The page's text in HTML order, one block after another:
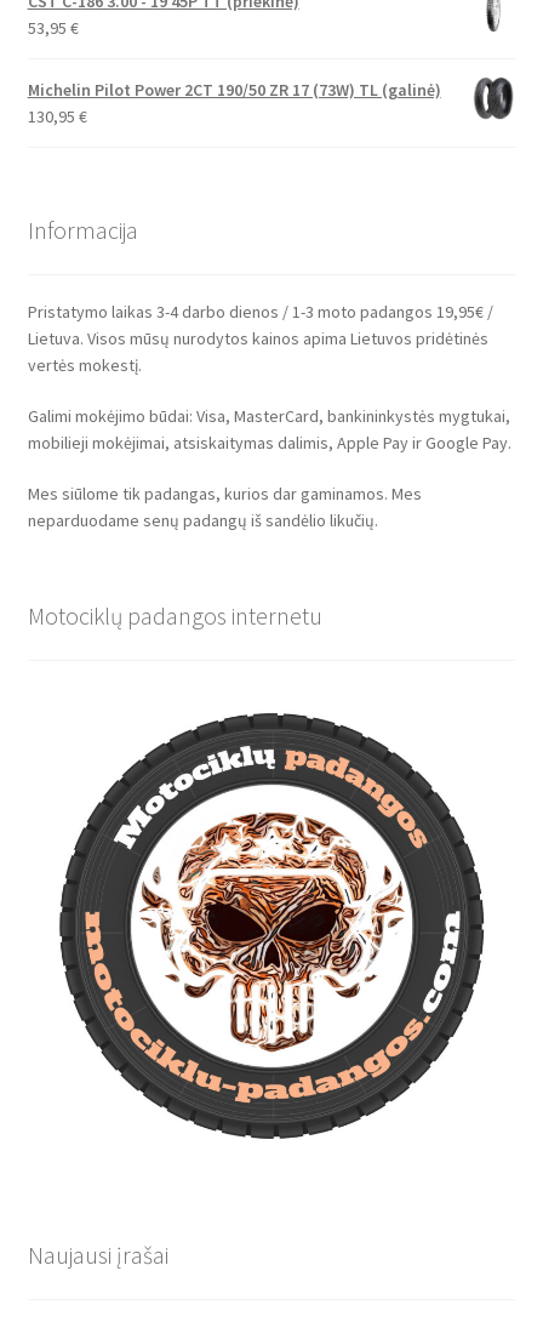
53,95 €
Michelin Pilot Power 2CT 190/50 ZR 17 (73W) TL (galinė)
130,95 €
Informacija
Pristatymo laikas 3-4 darbo dienos / 1-3 moto padangos 19,95€ /
Lietuva. Visos mūsų nurodytos kainos apima Lietuvos pridėtinės
vertės mokestį.
Galimi mokėjimo būdai: Visa, MasterCard, bankininkystės mygtukai,
mobilieji mokėjimai, atsiskaitymas dalimis, Apple Pay ir Google Pay.
Mes siūlome tik padangas, kurios dar gaminamos. Mes
neparduodame senų padangų iš sandėlio likučių.
Motociklų padangos internetu
Naujausi įrašai